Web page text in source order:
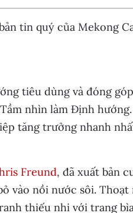
tin quý của Mekong
tiêu dùng và đóng
nhìn làm Định
tăng trưởng nhanh
Freund, đã xuất bản
vào nồi nước sôi. Thoạt
thiếu nhi với trang